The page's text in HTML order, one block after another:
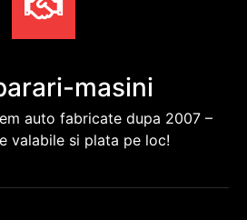
masini
auto fabricate dupa 2007 –
valabile si plata pe loc!